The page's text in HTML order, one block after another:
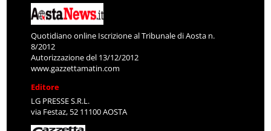
Quotidiano online Iscrizione al Tribunale di Aosta n.
8/2012
Autorizzazione del 13/12/2012
www.gazzettamatin.com
Editore
LG PRESSE S.R.L.
via Festaz, 52 11100 AOSTA